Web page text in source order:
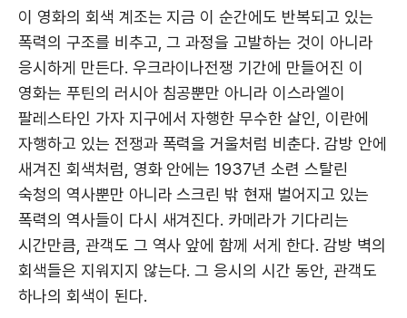
이 영화의 회색 계조는 지금 이 순간에도 반복되고 있는
폭력의 구조를 비추고, 그 과정을 고발하는 것이 아니라
응시하게 만든다. 우크라이나전쟁 기간에 만들어진 이
영화는 푸틴의 러시아 침공뿐만 아니라 이스라엘이
팔레스타인 가자 지구에서 자행한 무수한 살인, 이란에
자행하고 있는 전쟁과 폭력을 거울처럼 비춘다. 감방 안에
새겨진 회색처럼, 영화 안에는 1937년 소련 스탈린
숙청의 역사뿐만 아니라 스크린 밖 현재 벌어지고 있는
폭력의 역사들이 다시 새겨진다. 카메라가 기다리는
시간만큼, 관객도 그 역사 앞에 함께 서게 한다. 감방 벽의
회색들은 지워지지 않는다. 그 응시의 시간 동안, 관객도
하나의 회색이 된다.